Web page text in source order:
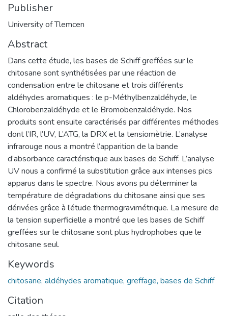
Publisher
University of Tlemcen
Abstract
Dans cette étude, les bases de Schiff greffées sur le
chitosane sont synthétisées par une réaction de
condensation entre le chitosane et trois différents
aldéhydes aromatiques : le p-Méthylbenzaldéhyde, le
Chlorobenzaldéhyde et le Bromobenzaldéhyde. Nos
produits sont ensuite caractérisés par différentes méthodes
dont l’IR, l’UV, L’ATG, la DRX et la tensiomètrie. L’analyse
infrarouge nous a montré l’apparition de la bande
d’absorbance caractéristique aux bases de Schiff. L’analyse
UV nous a confirmé la substitution grâce aux intenses pics
apparus dans le spectre. Nous avons pu déterminer la
température de dégradations du chitosane ainsi que ses
dérivées grâce à l’étude thermogravimétrique. La mesure de
la tension superficielle a montré que les bases de Schiff
greffées sur le chitosane sont plus hydrophobes que le
chitosane seul.
Keywords
chitosane, aldéhydes aromatique, greffage, bases de Schiff
Citation